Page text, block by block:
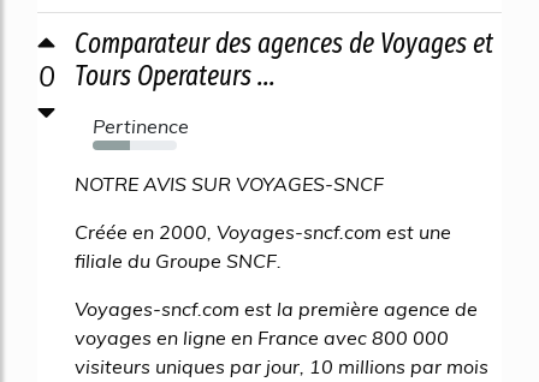
0
Comparateur des agences de Voyages et
Tours Operateurs ...
Pertinence
44%
NOTRE AVIS SUR VOYAGES-SNCF
Créée en 2000, Voyages-sncf.com est une
filiale du Groupe SNCF.
Voyages-sncf.com est la première agence de
voyages en ligne en France avec 800 000
visiteurs uniques par jour, 10 millions par mois